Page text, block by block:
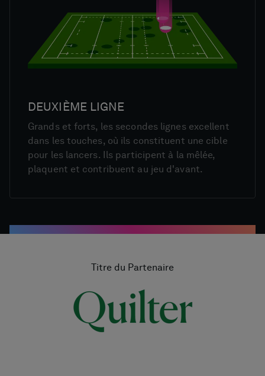
DEUXIÈME LIGNE
Grands et forts, les secondes lignes excellent
dans les touches, où ils constituent une cible
pour les lancers. Ils participent à la mêlée,
plaquent et contribuent au jeu d'avant.
Titre du Partenaire